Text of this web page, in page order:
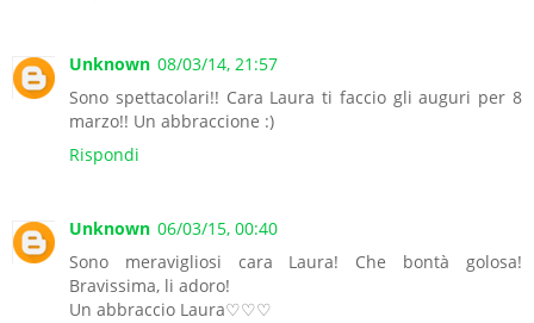
Unknown 08/03/14, 21:57
Sono spettacolari!! Cara Laura ti faccio gli auguri per 8
marzo!! Un abbraccione :)
Rispondi
Unknown 06/03/15, 00:40
Sono meravigliosi cara Laura! Che bontà golosa!
Bravissima, li adoro!
Un abbraccio Laura♡♡♡